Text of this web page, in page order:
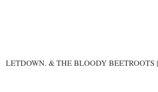
LETDOWN. & THE BLOODY BEETROOTS |